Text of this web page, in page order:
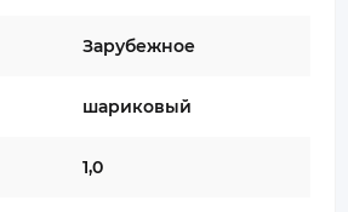
Зарубежное
шариковый
1,0